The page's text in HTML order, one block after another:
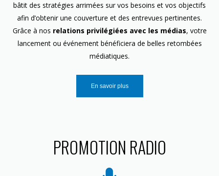
bâtit des stratégies arrimées sur vos besoins et vos objectifs
afin d’obtenir une couverture et des entrevues pertinentes.
Grâce à nos relations privilégiées avec les médias, votre
lancement ou événement bénéficiera de belles retombées
médiatiques.
En savoir plus
PROMOTION RADIO